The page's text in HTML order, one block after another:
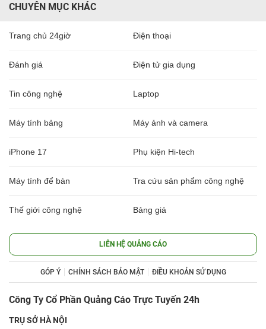
CHUYÊN MỤC KHÁC
Trang chủ 24giờ Điện thoại
Đánh giá Điện tử gia dụng
Tin công nghệ Laptop
Máy tính bảng Máy ảnh và camera
iPhone 17 Phụ kiện Hi-tech
Máy tính để bàn Tra cứu sản phẩm công nghệ
Thế giới công nghệ Bảng giá
LIÊN HỆ QUẢNG CÁO
GÓP Ý CHÍNH SÁCH BẢO MẬT ĐIỀU KHOẢN SỬ DỤNG
Công Ty Cổ Phần Quảng Cáo Trực Tuyến 24h
TRỤ SỞ HÀ NỘI